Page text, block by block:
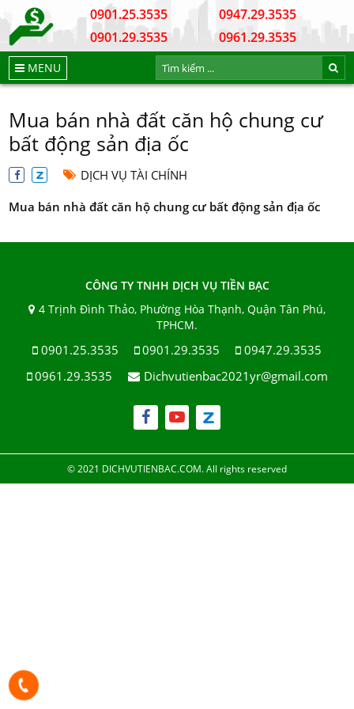
0901.25.3535
0901.29.3535
0947.29.3535
0961.29.3535
MENU
Mua bán nhà đất căn hộ chung cư
bất động sản địa ốc
DỊCH VỤ TÀI CHÍNH
Mua bán nhà đất căn hộ chung cư bất động sản địa ốc
CÔNG TY TNHH DỊCH VỤ TIỀN BẠC
4 Trịnh Đình Thảo, Phường Hòa Thạnh, Quận Tân Phú,
TPHCM.
0901.25.3535 0901.29.3535
0947.29.3535
0961.29.3535
Dichvutienbac2021yr@gmail.com
© 2021 DICHVUTIENBAC.COM. All rights reserved